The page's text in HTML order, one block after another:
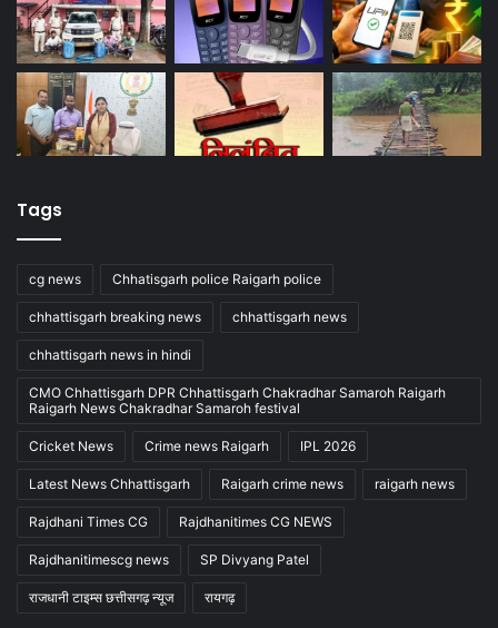
Tags
cg news Chhatisgarh police Raigarh police
chhattisgarh breaking news chhattisgarh news
chhattisgarh news in hindi
CMO Chhattisgarh DPR Chhattisgarh Chakradhar Samaroh Raigarh
Raigarh News Chakradhar Samaroh festival
Cricket News Crime news Raigarh IPL 2026
Latest News Chhattisgarh Raigarh crime news raigarh news
Rajdhani Times CG Rajdhanitimes CG NEWS
Rajdhanitimescg news SP Divyang Patel
राजधानी टाइम्स छत्तीसगढ़ न्यूज रायगढ़